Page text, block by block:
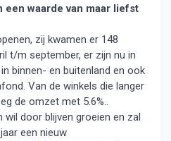
waarde van maar liefst
zij kwamen er 148
t/m september, er zijn nu in
binnen- en buitenland en ook
Van de winkels die langer
de omzet met 5.6%..
door blijven groeien en zal
een nieuw